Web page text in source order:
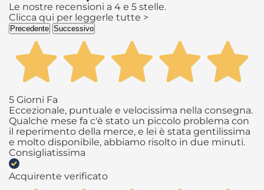
Le nostre recensioni a 4 e 5 stelle.
Clicca qui per leggerle tutte >
Precedente Successivo
5 Giorni Fa
Eccezionale, puntuale e velocissima nella consegna.
Qualche mese fa c'è stato un piccolo problema con
il reperimento della merce, e lei è stata gentilissima
e molto disponibile, abbiamo risolto in due minuti.
Consigliatissima
Acquirente verificato